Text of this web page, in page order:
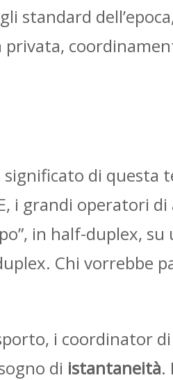
standard
privata,
significato di questa
i grandi operatori di
in half-duplex,
Chi vorrebbe
i coordinator
di istantaneità.